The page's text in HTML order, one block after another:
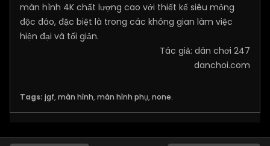
màn hình 4K chất lượng cao với thiết kế siêu mỏng
độc đáo, đặc biệt là trong các không gian làm việc
hiện đại và tối giản.
Tác giả: dân chơi 247
danchoi.com
Tags: jgf, màn hình, màn hình phụ, none.